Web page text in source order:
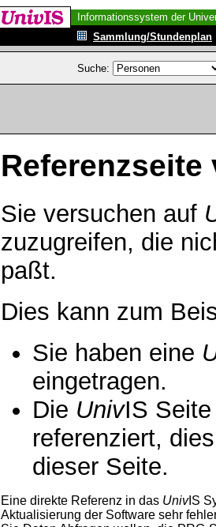
Informationssystem der
Sammlung/Stundenplan
Suche:
Referenzseite
Sie versuchen auf
zuzugreifen, die
paßt.
Dies kann zum
Sie haben eine
eingetragen.
Die UnivIS
referenziert,
dieser Seite.
Eine direkte Referenz in das UnivIS
Aktualisierung der Software sehr